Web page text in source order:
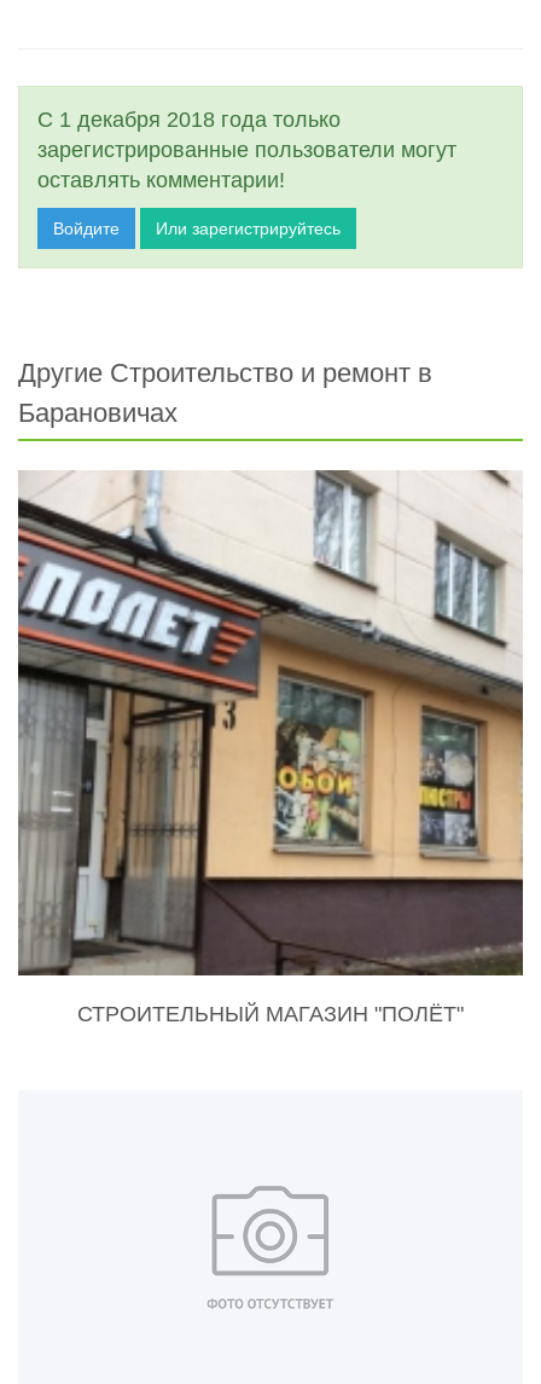
С 1 декабря 2018 года только
зарегистрированные пользователи могут
оставлять комментарии!
Войдите Или зарегистрируйтесь
Другие Строительство и ремонт в
Барановичах
СТРОИТЕЛЬНЫЙ МАГАЗИН "ПОЛЁТ"